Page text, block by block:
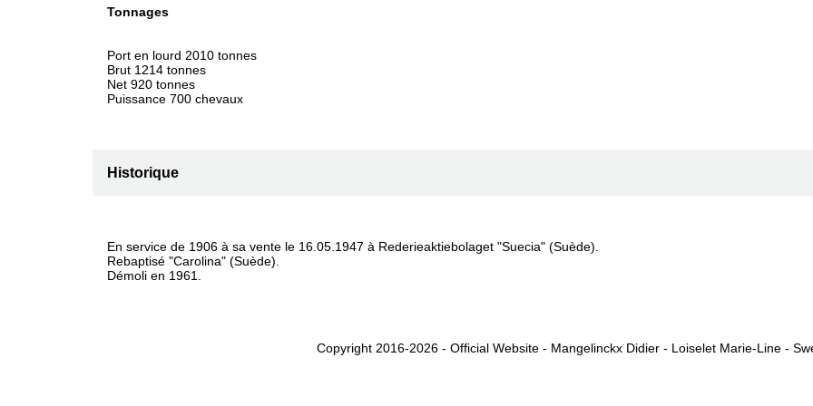
Tonnages
Port en lourd 2010 tonnes
Brut 1214 tonnes
Net 920 tonnes
Puissance 700 chevaux
Historique
En service de 1906 à sa vente le 16.05.1947 à Rederieaktiebolaget "Suecia" (Suède).
Rebaptisé "Carolina" (Suède).
Démoli en 1961.
Copyright 2016-2026 - Official Website - Mangelinckx Didier - Loiselet Marie-Line -